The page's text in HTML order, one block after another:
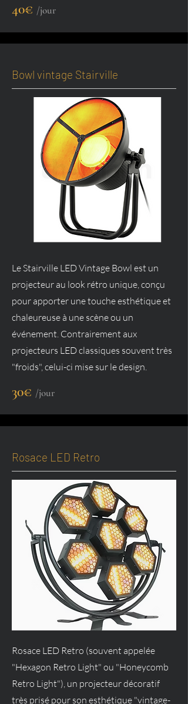
40€ /jour
Bowl vintage Stairville
Le Stairville LED Vintage Bowl est un
projecteur au look rétro unique, conçu
pour apporter une touche esthétique et
chaleureuse à une scène ou un
événement. Contrairement aux
projecteurs LED classiques souvent très
"froids", celui-ci mise sur le design.
30€ /jour
Rosace LED Retro
Rosace LED Retro (souvent appelée
"Hexagon Retro Light" ou "Honeycomb
Retro Light"), un projecteur décoratif
très prisé pour son esthétique "vintage-